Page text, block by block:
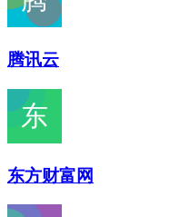
腾讯云
东方财富网